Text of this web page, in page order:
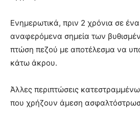
Ενημερωτικά, πριν 2 χρόνια σε
αναφερόμενα σημεία των
πτώση πεζού με αποτέλεσμα να
κάτω άκρου.
Άλλες περιπτώσεις
που χρήζουν άμεση